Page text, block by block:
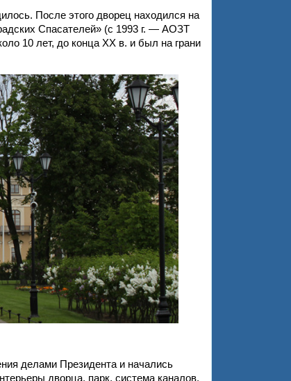
После этого дворец находился на
Спасателей» (с 1993 г. — АОЗТ
10 лет, до конца XX в. и был на грани
делами Президента и начались
дворца, парк, система каналов.